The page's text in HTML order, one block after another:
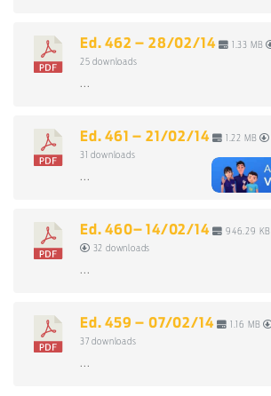
Ed. 462 – 28/02/14
1.33 MB
25 downloads
...
Ed. 461 – 21/02/14
1.22 MB
31 downloads
...
Ed. 460– 14/02/14
946.29 KB
32 downloads
...
Ed. 459 – 07/02/14
1.16 MB
37 downloads
...